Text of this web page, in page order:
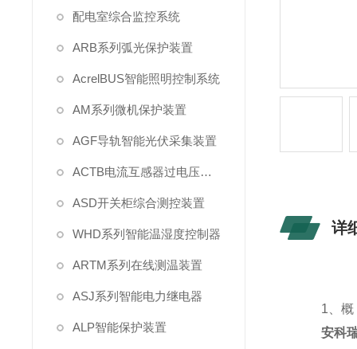
配电室综合监控系统
ARB系列弧光保护装置
AcrelBUS智能照明控制系统
AM系列微机保护装置
AGF导轨智能光伏采集装置
ACTB电流互感器过电压保护
ASD开关柜综合测控装置
WHD系列智能温湿度控制器
ARTM系列在线测温装置
ASJ系列智能电力继电器
ALP智能保护装置
详
1、概
安科